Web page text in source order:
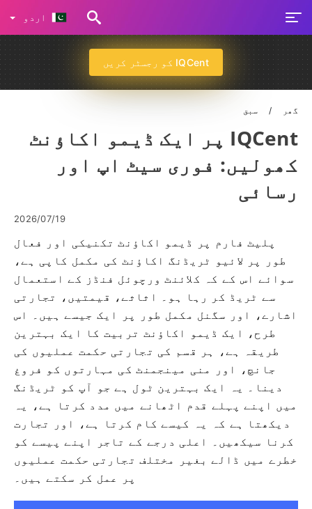
اردو
IQCent کو رجسٹر کریں
گھر سبق
IQCent پر ایک ڈیمو اکاؤنٹ
کھولیں: فوری سیٹ اپ اور
رسائی
2026/07/19
پلیٹ فارم پر ڈیمو اکاؤنٹ تکنیکی اور فعال
طور پر لائیو ٹریڈنگ اکاؤنٹ کی مکمل کاپی ہے،
سوائے اس کے کہ کلائنٹ ورچوئل فنڈز کے استعمال
سے ٹریڈ کر رہا ہو۔ اثاثے، قیمتیں، تجارتی
اشارے، اور سگنل مکمل طور پر ایک جیسے ہیں۔ اس
طرح، ایک ڈیمو اکاؤنٹ تربیت کا ایک بہترین
طریقہ ہے، ہر قسم کی تجارتی حکمت عملیوں کی
جانچ، اور منی مینجمنٹ کی مہارتوں کو فروغ
دینا۔ یہ ایک بہترین ٹول ہے جو آپ کو ٹریڈنگ
میں اپنے پہلے قدم اٹھانے میں مدد کرتا ہے، یہ
دیکھتا ہے کہ یہ کیسے کام کرتا ہے، اور تجارت
کرنا سیکھیں۔ اعلی درجے کے تاجر اپنے پیسے کو
خطرے میں ڈالے بغیر مختلف تجارتی حکمت عملیوں
پر عمل کر سکتے ہیں۔